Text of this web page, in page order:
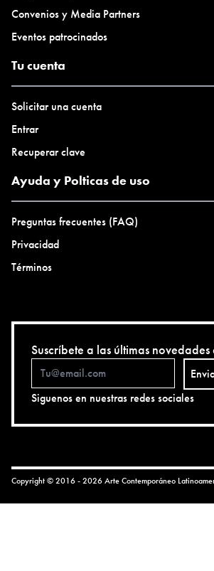
Convenios y Media Partners
Eventos patrocinados
Tu cuenta
Solicitar una cuenta
Entrar
Recuperar clave
Ayuda y Polticas de uso
Preguntas frecuentes (FAQ)
Privacidad
Términos
Suscríbete a las últimas
Siguenos en nuestras redes sociales
Copyright © 2016 - 2026 Arte Contemporáneo